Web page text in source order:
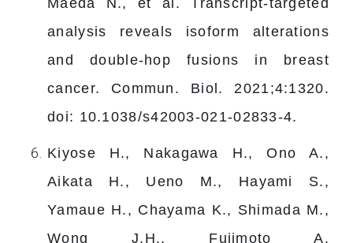
analysis reveals isoform alterations
and double-hop fusions in breast
cancer. Commun. Biol. 2021;4:1320.
doi: 10.1038/s42003-021-02833-4.
Kiyose H., Nakagawa H., Ono A.,
Aikata H., Ueno M., Hayami S.,
Yamaue H., Chayama K., Shimada M.,
Wong J.H., Fujimoto A.